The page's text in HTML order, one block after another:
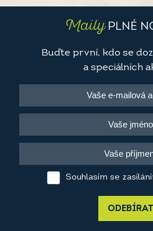
MailyPLNÉ
Buďte první, kdo se
a speciálních
Souhlasím se
ODEBÍRAT